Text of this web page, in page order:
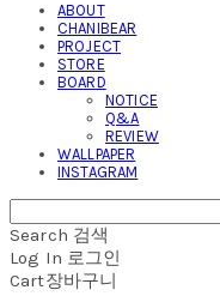
ABOUT
CHANIBEAR
PROJECT
STORE
BOARD
NOTICE
Q&A
REVIEW
WALLPAPER
INSTAGRAM
Search 검색
Log In 로그인
Cart장바구니